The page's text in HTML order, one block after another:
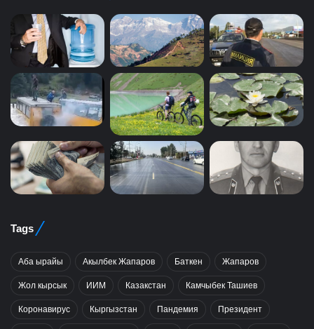
Tags
Аба ырайы Акылбек Жапаров Баткен Жапаров
Жол кырсык ИИМ Казакстан Камчыбек Ташиев
Коронавирус Кыргызстан Пандемия Президент